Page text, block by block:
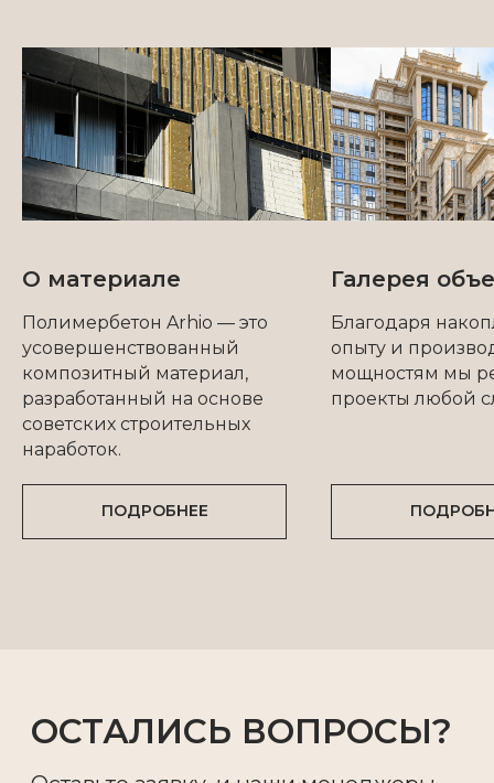
О материале
Полимербетон Arhio — это
усовершенствованный
композитный материал,
разработанный на основе
советских строительных
наработок.
ПОДРОБНЕЕ
Галерея
Благодаря
опыту и
мощностям мы
проекты любой
Политика конфиденциальности
Разработка
продвижениесайта -
© 2005-2025 Изготовление фасадного
декора из полимербетона ARHIO